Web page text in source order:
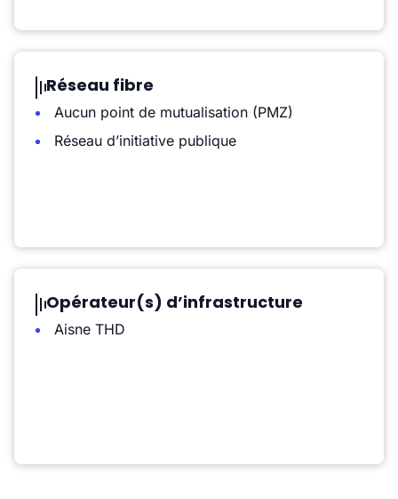
Réseau fibre
Aucun point de mutualisation (PMZ)
Réseau d’initiative publique
Opérateur(s) d’infrastructure
Aisne THD